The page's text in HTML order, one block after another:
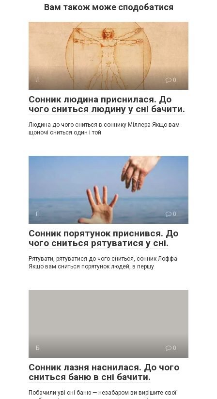
Вам також може сподобатися
Л 0
Сонник людина приснилася. До
чого сниться людину у сні бачити.
Людина до чого сниться в соннику Міллера Якщо вам
щоночі сниться один і той
П 0
Сонник порятунок приснився. До
чого сниться рятуватися у сні.
Рятувати, рятуватися до чого сниться, сонник Лоффа
Якщо вам сниться порятунок людей, в першу
Б 0
Сонник лазня наснилася. До чого
сниться баню в сні бачити.
Побачили уві сні баню — незабаром ви вирішите свої